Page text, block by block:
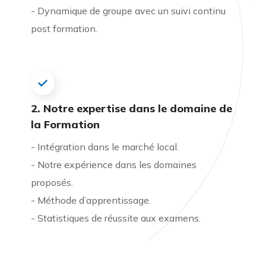
- Dynamique de groupe avec un suivi continu
post formation.
2. Notre expertise dans le domaine de
la Formation
- Intégration dans le marché local.
- Notre expérience dans les domaines
proposés.
- Méthode d’apprentissage.
- Statistiques de réussite aux examens.